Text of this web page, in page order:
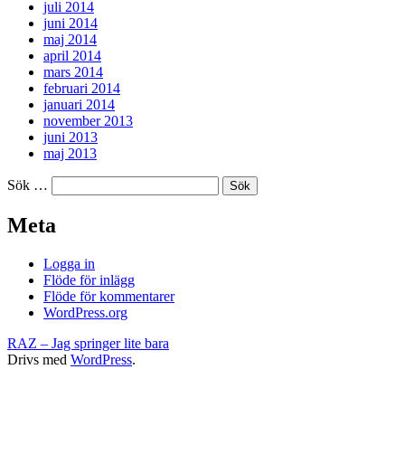
juli 2014
juni 2014
maj 2014
april 2014
mars 2014
februari 2014
januari 2014
november 2013
juni 2013
maj 2013
Sök …
Meta
Logga in
Flöde för inlägg
Flöde för kommentarer
WordPress.org
RAZ – Jag springer lite bara
Drivs med WordPress.